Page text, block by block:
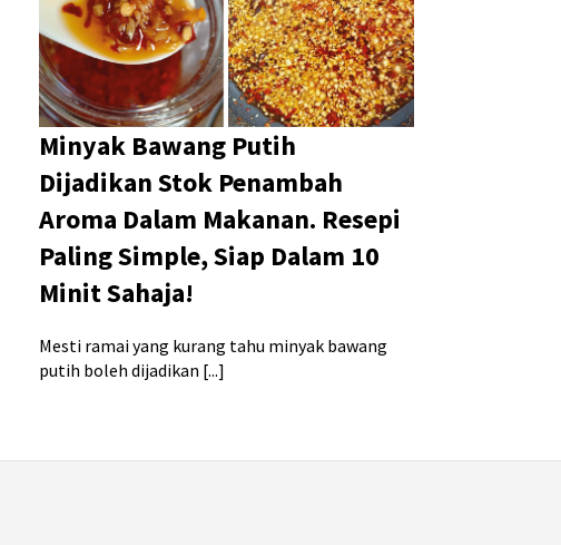
Minyak Bawang Putih
Dijadikan Stok Penambah
Aroma Dalam Makanan. Resepi
Paling Simple, Siap Dalam 10
Minit Sahaja!
Mesti ramai yang kurang tahu minyak bawang
putih boleh dijadikan [...]